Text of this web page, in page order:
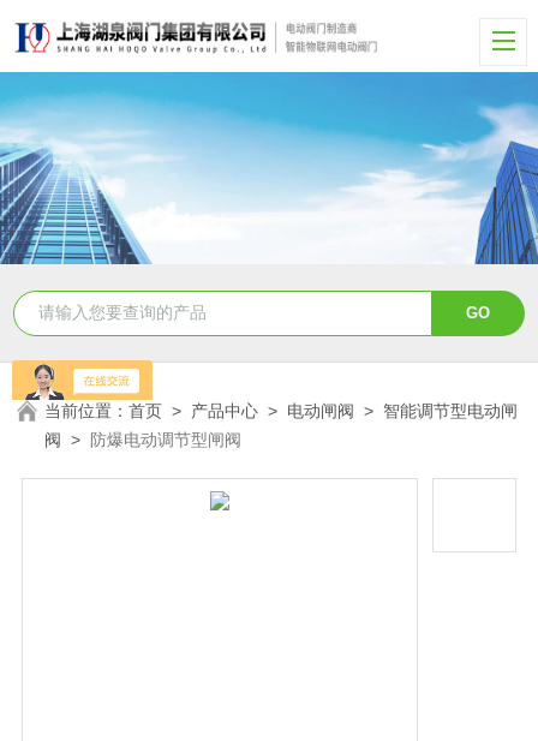
当前位置：首页 > 产品中心 > 电动闸阀 > 智能调节型电动闸
阀 > 防爆电动调节型闸阀